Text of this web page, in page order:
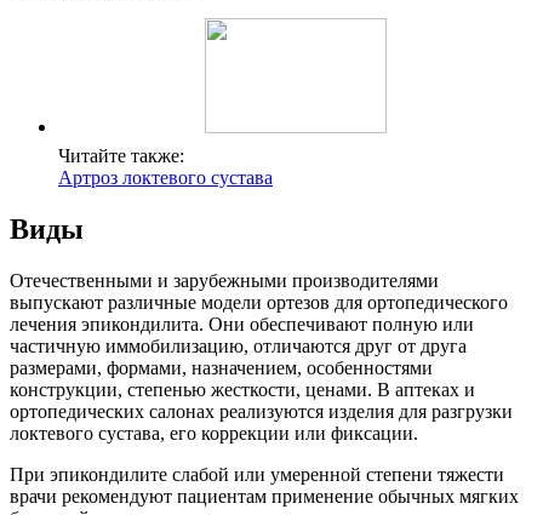
Читайте также:
Артроз локтевого сустава
Виды
Отечественными и зарубежными производителями
выпускают различные модели ортезов для ортопедического
лечения эпикондилита. Они обеспечивают полную или
частичную иммобилизацию, отличаются друг от друга
размерами, формами, назначением, особенностями
конструкции, степенью жесткости, ценами. В аптеках и
ортопедических салонах реализуются изделия для разгрузки
локтевого сустава, его коррекции или фиксации.
При эпикондилите слабой или умеренной степени тяжести
врачи рекомендуют пациентам применение обычных мягких